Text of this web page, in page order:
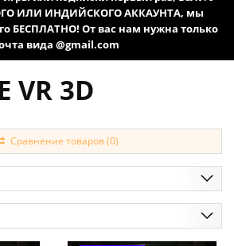
ИЛИ ИНДИЙСКОГО АККАУНТА, мы
БЕСПЛАТНО! От вас нам нужна только
вида @gmail.com
VR 3D
Сравнение товаров (0)